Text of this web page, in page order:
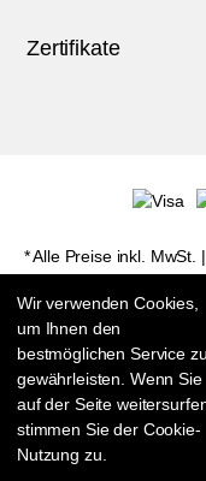
Wir verwenden Cookies,
um Ihnen den
bestmöglichen Service zu
gewährleisten. Wenn Sie
auf der Seite
stimmen Sie der Cookie-
Nutzung zu.
Zertifikate
* Alle Preise inkl. MwSt. |